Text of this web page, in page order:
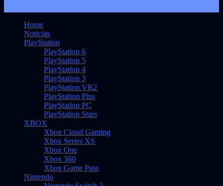
Home
Noticias
PlayStation
PlayStation 6
PlayStation 5
PlayStation 4
PlayStation 3
PlayStation VR2
PlayStation Plus
PlayStation PC
PlayStation Stars
XBOX
Xbox Cloud Gaming
Xbox Series XS
Xbox One
Xbox 360
Xbox Game Pass
Nintendo